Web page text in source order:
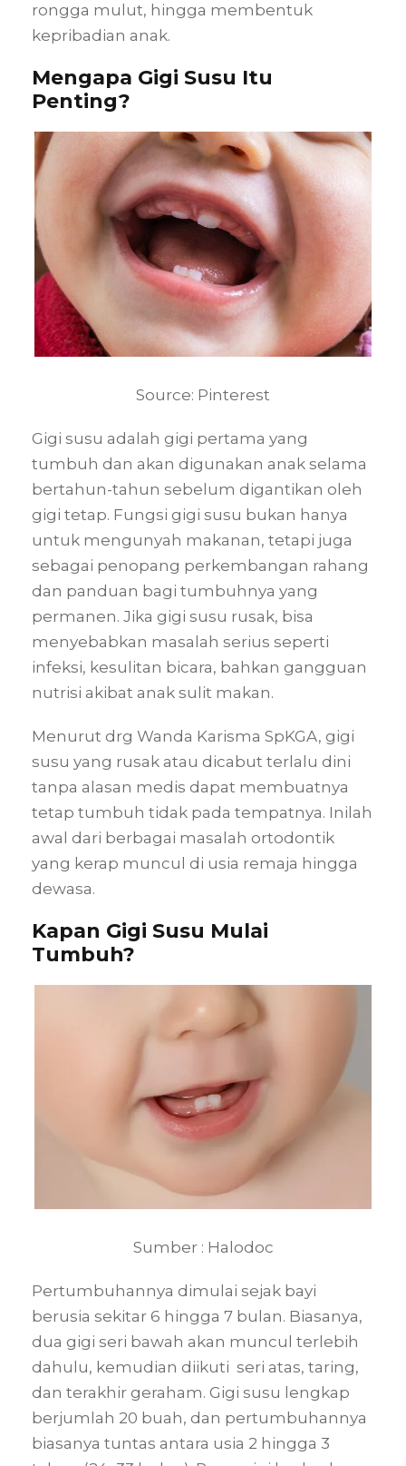
rongga mulut, hingga membentuk
kepribadian anak.
Mengapa Gigi Susu Itu
Penting?
Source: Pinterest
Gigi susu adalah gigi pertama yang
tumbuh dan akan digunakan anak selama
bertahun-tahun sebelum digantikan oleh
gigi tetap. Fungsi gigi susu bukan hanya
untuk mengunyah makanan, tetapi juga
sebagai penopang perkembangan rahang
dan panduan bagi tumbuhnya yang
permanen. Jika gigi susu rusak, bisa
menyebabkan masalah serius seperti
infeksi, kesulitan bicara, bahkan gangguan
nutrisi akibat anak sulit makan.
Menurut drg Wanda Karisma SpKGA, gigi
susu yang rusak atau dicabut terlalu dini
tanpa alasan medis dapat membuatnya
tetap tumbuh tidak pada tempatnya. Inilah
awal dari berbagai masalah ortodontik
yang kerap muncul di usia remaja hingga
dewasa.
Kapan Gigi Susu Mulai
Tumbuh?
Sumber : Halodoc
Pertumbuhannya dimulai sejak bayi
berusia sekitar 6 hingga 7 bulan. Biasanya,
dua gigi seri bawah akan muncul terlebih
dahulu, kemudian diikuti seri atas, taring,
dan terakhir geraham. Gigi susu lengkap
berjumlah 20 buah, dan pertumbuhannya
biasanya tuntas antara usia 2 hingga 3